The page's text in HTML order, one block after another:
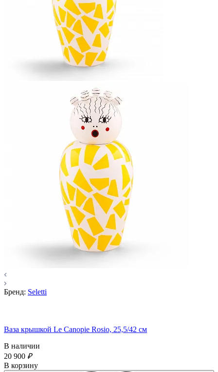
Бренд: Seletti
Ваза крышкой Le Canopie Rosio, 25,5/42 см
В наличии
20 900 ₽
В корзину